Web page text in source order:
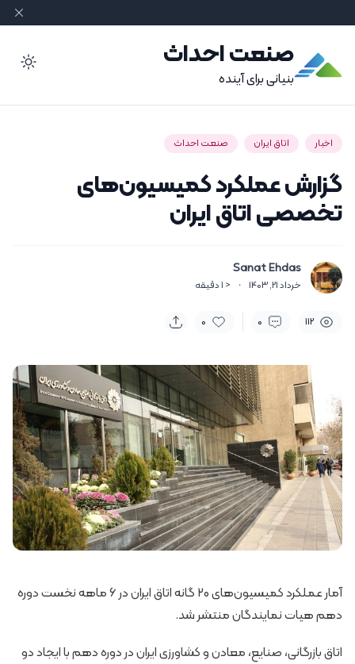
صنعت احداث
بنیانی برای آینده
اخبار اتاق ایران صنعت احداث
گزارش عملکرد کمیسیون‌های
تخصصی اتاق ایران
Sanat Ehdas
خرداد 21, 1403 ·
< 1 دقیقه
112
0
0
آمار عملکرد کمیسیون‌های 20 گانه اتاق ایران در 6 ماهه نخست دوره
دهم هیات نمایندگان منتشر شد.
اتاق بازرگانی، صنایع، معادن و کشاورزی ایران در دوره دهم با ایجاد دو